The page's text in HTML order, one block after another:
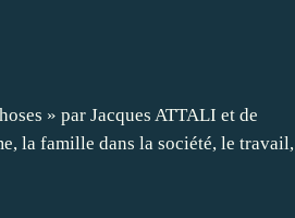
» par Jacques ATTALI et de
la famille dans la société, le travail,